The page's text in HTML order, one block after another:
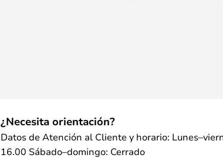
¿Necesita orientación?
Datos de Atención al Cliente y horario:
16.00 Sábado–domingo: Cerrado